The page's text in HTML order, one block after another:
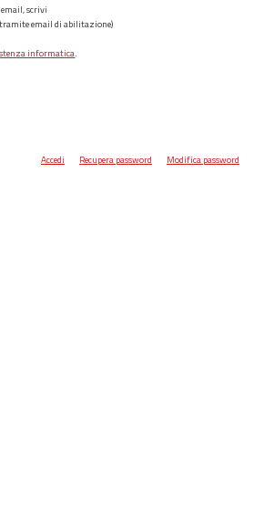
scrivi
email di abilitazione)
informatica.
Accedi Recupera password Modifica password